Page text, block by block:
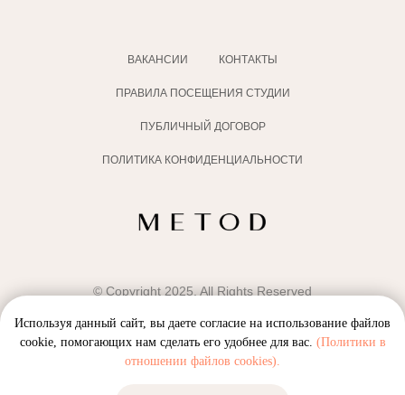
Используя данный сайт, вы даете согласие на использование файлов
cookie, помогающих нам сделать его удобнее для вас. (Политики в
отношении файлов cookies).
ВАКАНСИИ КОНТАКТЫ
ПРАВИЛА ПОСЕЩЕНИЯ СТУДИИ
ПУБЛИЧНЫЙ ДОГОВОР
ПОЛИТИКА КОНФИДЕНЦИАЛЬНОСТИ
© Copyright 2025. All Rights Reserved